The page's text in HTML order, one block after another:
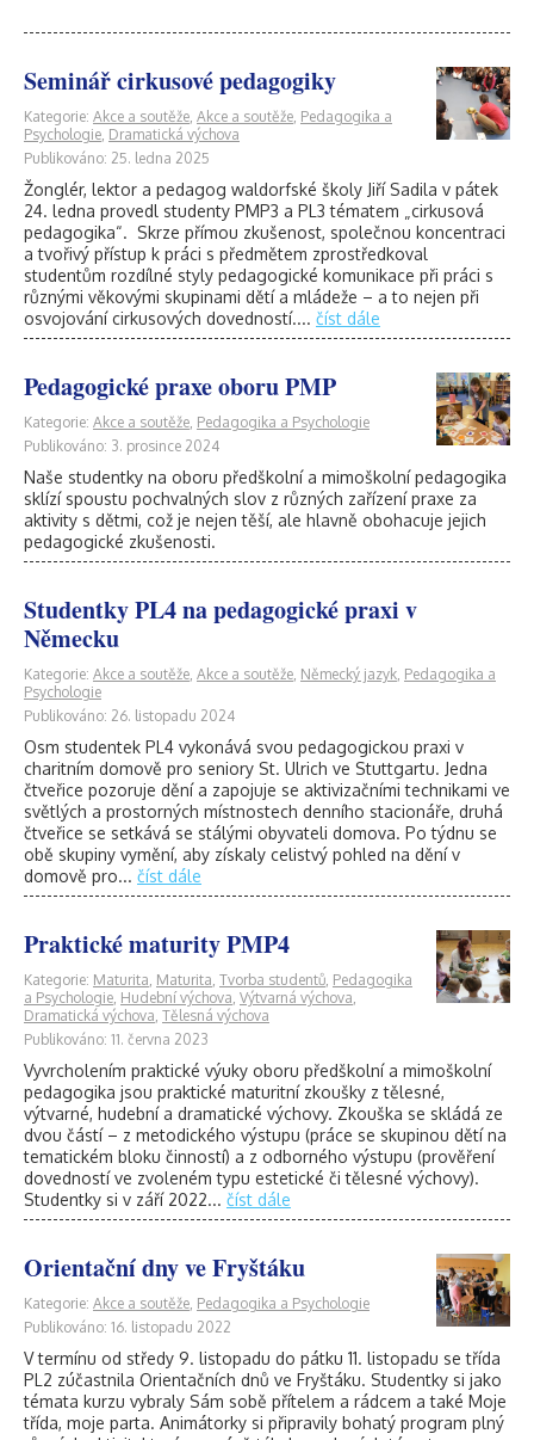
Seminář cirkusové pedagogiky
Kategorie: Akce a soutěže Akce a soutěže Pedagogika a
Psychologie Dramatická výchova
Publikováno: 25. ledna 2025
Žonglér, lektor a pedagog waldorfské školy Jiří Sadila v pátek
24. ledna provedl studenty PMP3 a PL3 tématem „cirkusová
pedagogika“. Skrze přímou zkušenost, společnou koncentraci
a tvořivý přístup k práci s předmětem zprostředkoval
studentům rozdílné styly pedagogické komunikace při práci s
různými věkovými skupinami dětí a mládeže – a to nejen při
osvojování cirkusových dovedností.... číst dále
Pedagogické praxe oboru PMP
Kategorie: Akce a soutěže Pedagogika a Psychologie
Publikováno: 3. prosince 2024
Naše studentky na oboru předškolní a mimoškolní pedagogika
sklízí spoustu pochvalných slov z různých zařízení praxe za
aktivity s dětmi, což je nejen těší, ale hlavně obohacuje jejich
pedagogické zkušenosti.
Studentky PL4 na pedagogické praxi v
Německu
Kategorie: Akce a soutěže Akce a soutěže Německý jazyk Pedagogika a
Psychologie
Publikováno: 26. listopadu 2024
Osm studentek PL4 vykonává svou pedagogickou praxi v
charitním domově pro seniory St. Ulrich ve Stuttgartu. Jedna
čtveřice pozoruje dění a zapojuje se aktivizačními technikami ve
světlých a prostorných místnostech denního stacionáře, druhá
čtveřice se setkává se stálými obyvateli domova. Po týdnu se
obě skupiny vymění, aby získaly celistvý pohled na dění v
domově pro... číst dále
Praktické maturity PMP4
Kategorie: Maturita Maturita Tvorba studentů Pedagogika
a Psychologie Hudební výchova Výtvarná výchova
Dramatická výchova Tělesná výchova
Publikováno: 11. června 2023
Vyvrcholením praktické výuky oboru předškolní a mimoškolní
pedagogika jsou praktické maturitní zkoušky z tělesné,
výtvarné, hudební a dramatické výchovy. Zkouška se skládá ze
dvou částí – z metodického výstupu (práce se skupinou dětí na
tematickém bloku činností) a z odborného výstupu (prověření
dovedností ve zvoleném typu estetické či tělesné výchovy).
Studentky si v září 2022... číst dále
Orientační dny ve Fryštáku
Kategorie: Akce a soutěže Pedagogika a Psychologie
Publikováno: 16. listopadu 2022
V termínu od středy 9. listopadu do pátku 11. listopadu se třída
PL2 zúčastnila Orientačních dnů ve Fryštáku. Studentky si jako
témata kurzu vybraly Sám sobě přítelem a rádcem a také Moje
třída, moje parta. Animátorky si připravily bohatý program plný